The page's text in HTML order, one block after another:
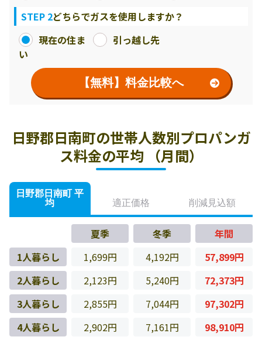
STEP 2どちらでガスを使用しますか？
現在の住ま
い
引っ越し先
【無料】料金比較へ
日野郡日南町の世帯人数別プロパンガ
ス料金の平均 （月間）
日野郡日南町 平
均
適正価格 削減見込額
夏季 冬季
年間
1人暮らし
1,699円 4,192円
57,899円
2人暮らし
2,123円 5,240円
72,373円
3人暮らし
2,855円 7,044円
97,302円
4人暮らし
2,902円 7,161円 98,910円